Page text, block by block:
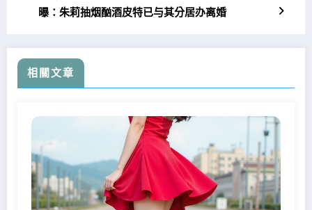
曝：朱莉抽烟酗酒皮特已与其分居办离婚
相關文章